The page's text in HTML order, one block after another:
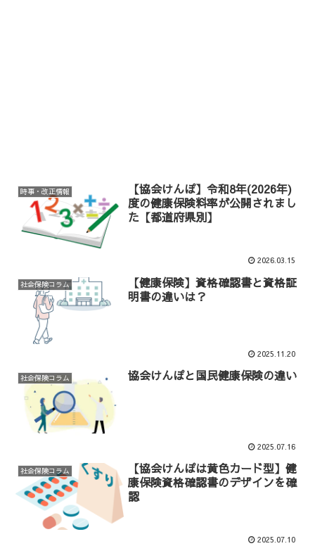
時事・改正情報
【協会けんぽ】令和8年(2026年)
度の健康保険料率が公開されまし
た【都道府県別】
2026.03.15
社会保険コラム
【健康保険】資格確認書と資格証
明書の違いは？
2025.11.20
社会保険コラム 協会けんぽと国民健康保険の違い
2025.07.16
社会保険コラム
【協会けんぽは黄色カード型】健
康保険資格確認書のデザインを確
認
2025.07.10